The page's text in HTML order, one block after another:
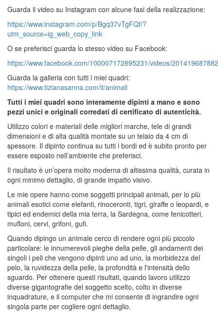
Guarda il video su Instagram con alcune fasi della realizzazione:
https://www.instagram.com/p/Bgq37vTgFQf/?
utm_source=ig_web_copy_link
O se preferisci guarda lo stesso video su Facebook:
https://www.facebook.com/100007172895231/videos/
Guarda la galleria con tutti i miei quadri:
https://www.tizianasanna.com/it/animali
Tutti i miei quadri sono interamente dipinti a mano e sono
pezzi unici e originali corredati di certificato di autenticità.
Utilizzo colori e materiali delle migliori marche, tele di grandi
dimensioni e di alta qualità montate su un telaio da 4 cm di
spessore. Il dipinto continua su tutti i bordi ed è subito pronto per
essere esposto nell’ambiente che preferisci.
Il risultato è un’opera molto moderna di altissima qualità, curata in
ogni minimo dettaglio, di grande impatto visivo.
Le mie opere hanno come soggetti principali animali, per lo più
animali esotici come elefanti, rinoceronti, tigri, giraffe o leopardi, e
tipici ed endemici della mia terra, la Sardegna, come fenicotteri,
mufloni, cervi, grifoni, gufi.
Quando dipingo un animale cerco di rendere ogni più piccolo
particolare: le innumerevoli pieghe della pelle, gli andamenti dei
singoli i peli che vengono dipinti uno ad uno, la morbidezza del
pelo, la ruvidezza della pelle, la profondità e l'intensità dello
sguardo. Per ottenere questi risultati, quando lavoro utilizzo
diverse gigantografie del soggetto scelto, colto in diverse
inquadrature, e il computer che mi consente di ingrandire ogni
singola parte per cogliere ogni dettaglio.